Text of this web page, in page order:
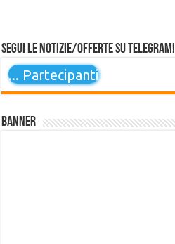
Segui le notizie/offerte su Telegram!
... Partecipanti
Banner